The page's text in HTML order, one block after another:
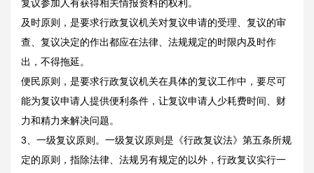
复议参加人有获得相关情报资料的权利。
及时原则，是要求行政复议机关对复议申请的受理、复议的审
查、复议决定的作出都应在法律、法规规定的时限内及时作
出，不得拖延。
便民原则，是要求行政复议机关在具体的复议工作中，要尽可
能为复议申请人提供便利条件，让复议申请人少耗费时间、财
力和精力来解决问题。
3、一级复议原则。一级复议原则是《行政复议法》第五条所规
定的原则，指除法律、法规另有规定的以外，行政复议实行一